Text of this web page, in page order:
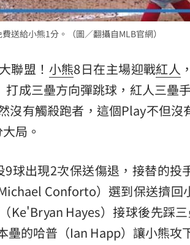
7s掀足球熱潮 10:00
送給小熊1分。（圖／翻攝自MLB官網）
聯盟！ 小熊8日在主場迎戰紅人
打成三壘方向彈跳球，紅人三壘
沒有觸殺跑者，這個Play不但
局。
球出現2次保送傷退，接替的
Conforto）選到保送擠回
Ke'Bryan Hayes）接球後先踩
壘的哈普（Ian Happ）讓小熊攻